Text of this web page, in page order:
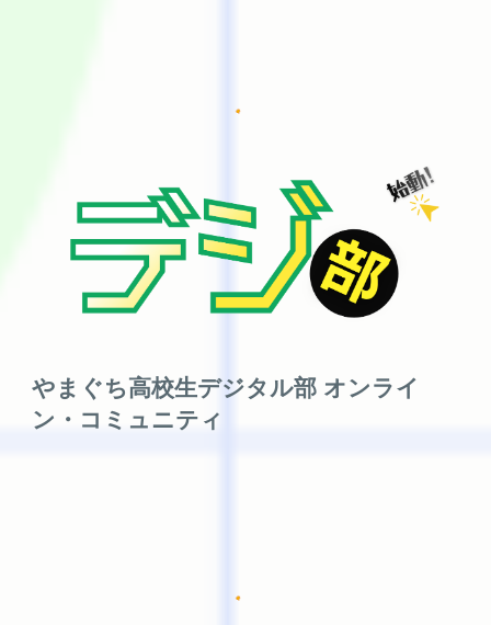
やまぐち高校生デジタル部 オンライ
ン・コミュニティ